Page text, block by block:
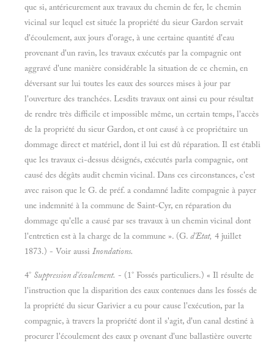
que si, antérieurement aux travaux du chemin de fer, le chemin
vicinal sur lequel est située la propriété du sieur Gardon servait
d'écoulement, aux jours d'orage, à une certaine quantité d'eau
provenant d'un ravin, les travaux exécutés par la compagnie ont
aggravé d'une manière considérable la situation de ce chemin, en
déversant sur lui toutes les eaux des sources mises à jour par
l'ouverture des tranchées. Lesdits travaux ont ainsi eu pour résultat
de rendre très difficile et impossible même, un certain temps, l'accès
de la propriété du sieur Gardon, et ont causé à ce propriétaire un
dommage direct et matériel, dont il lui est dû réparation. Il est établi
que les travaux ci-dessus désignés, exécutés parla compagnie, ont
causé des dégâts audit chemin vicinal. Dans ces circonstances, c'est
avec raison que le G. de préf. a condamné ladite compagnie à payer
une indemnité à la commune de Saint-Cyr, en réparation du
dommage qu'elle a causé par ses travaux à un chemin vicinal dont
l'entretien est à la charge de la commune ». (G. d'Etat, 4 juillet
1873.) - Voir aussi Inondations.
4° Suppression d'écoulement. - (1° Fossés particuliers.) « Il résulte de
l'instruction que la disparition des eaux contenues dans les fossés de
la propriété du sieur Garivier a eu pour cause l'exécution, par la
compagnie, à travers la propriété dont il s'agit, d'un canal destiné à
procurer l'écoulement des eaux p ovenant d'une ballastière ouverte